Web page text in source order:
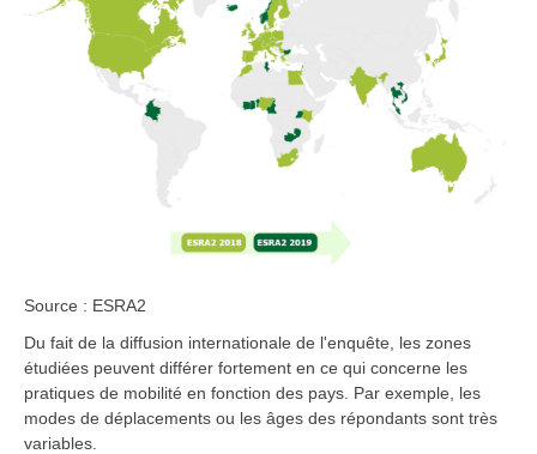
Source : ESRA2
Du fait de la diffusion internationale de l'enquête, les zones
étudiées peuvent différer fortement en ce qui concerne les
pratiques de mobilité en fonction des pays. Par exemple, les
modes de déplacements ou les âges des répondants sont très
variables.